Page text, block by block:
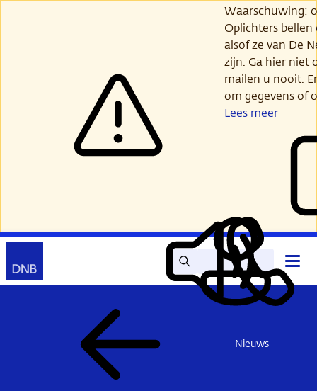
Waarschuwing:
Oplichters
alsof ze van De
zijn. Ga hier niet
mailen u nooit.
om gegevens of
Lees meer
Zoek Lees
voor
Mijn
DNB
Contact
Nieuws